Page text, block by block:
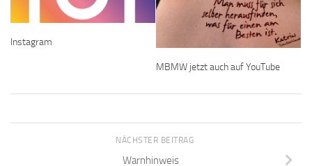
Instagram
MBMW jetzt auch auf YouTube
NÄCHSTER BEITRAG
Warnhinweis